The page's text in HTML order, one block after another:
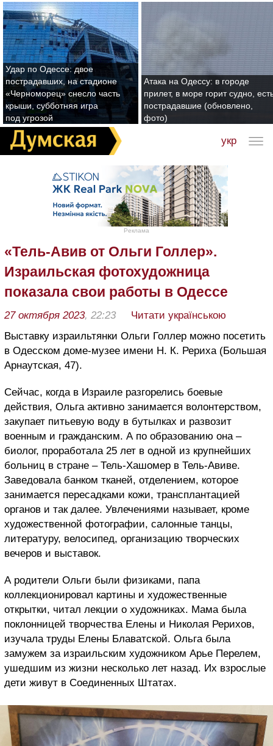
Удар по Одессе: двое
пострадавших, на стадионе
«Черноморец» снесло часть
крыши, субботняя игра
под угрозой
Атака на Одессу: в городе
прилет, в море горит судно,
пострадавшие (обновлено,
фото)
укр
Реклама
«Тель-Авив от Ольги Голлер».
Израильская фотохудожница
показала свои работы в Одессе
27 октября 2023, 22:23
Читати українською
Выставку израильтянки Ольги Голлер можно посетить
в Одесском доме-музее имени Н. К. Рериха (Большая
Арнаутская, 47).
Сейчас, когда в Израиле разгорелись боевые
действия, Ольга активно занимается волонтерством,
закупает питьевую воду в бутылках и развозит
военным и гражданским. А по образованию она –
биолог, проработала 25 лет в одной из крупнейших
больниц в стране – Тель-Хашомер в Тель-Авиве.
Заведовала банком тканей, отделением, которое
занимается пересадками кожи, трансплантацией
органов и так далее. Увлечениями называет, кроме
художественной фотографии, салонные танцы,
литературу, велосипед, организацию творческих
вечеров и выставок.
А родители Ольги были физиками, папа
коллекционировал картины и художественные
открытки, читал лекции о художниках. Мама была
поклонницей творчества Елены и Николая Рерихов,
изучала труды Елены Блаватской. Ольга была
замужем за израильским художником Арье Перелем,
ушедшим из жизни несколько лет назад. Их взрослые
дети живут в Соединенных Штатах.